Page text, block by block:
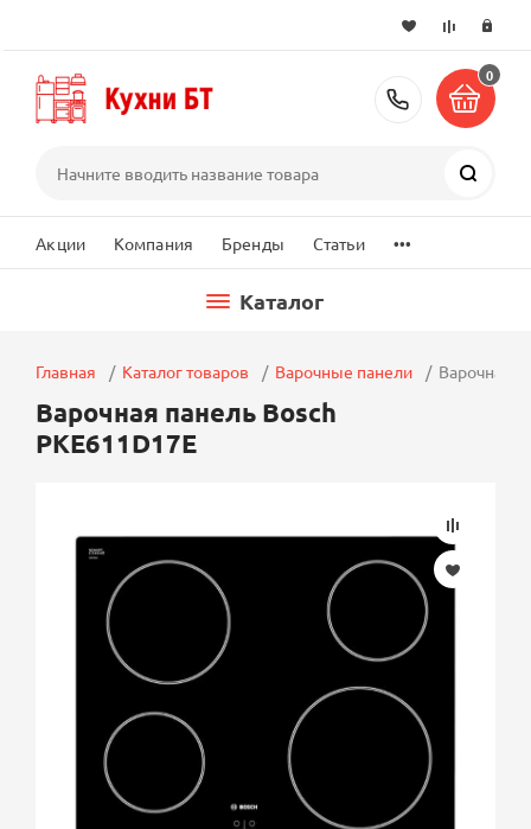
+7 (495)
0
Акции Компания Бренды Статьи ...
Каталог
Главная Каталог товаров Варочные панели Варочная
Варочная панель Bosch
PKE611D17E